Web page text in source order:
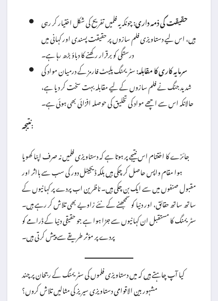
حقیقت کی ذمہ داری:چونکہ یہ فلمیں تفریح کی شکل اختیار کر رہی
ہیں، اس لیے دستاویزی فلم سازوں پر حقیقت پسندی اور کہانی میں
درستگی کو برقرار رکھنے کا دباؤ بڑھ رہا ہے۔
سرمایہ کاری کا مقابلہ:سٹریمنگ پلیٹ فارمز کے درمیان مواد کی
شدید جنگ نے فلم سازوں کے لیے مقابلہ بہت سخت کر دیا ہے،
حالانکہ اس سے اچھے مواد کی تخلیق کی حوصلہ افزائی بھی ہوئی ہے۔
نتیجہ:
جائزے کا اختتام اس نتیجے پر ہوتا ہے کہ دستاویزی فلمیں نہ صرف اپنا کھویا
ہوا مقام واپس حاصل کر چکی ہیں بلکہ ڈیجیٹل دور کی سب سے بااثر اور
مقبول صنفوں میں سے ایک بن چکی ہیں۔ ناظرین اب پردے پر کہانیوں کے
ساتھ ساتھ حقائق، اور دنیا کو سمجھنے کے نئے زاویے بھی تلاش کر رہے ہیں۔
سٹریمنگ کا مستقبل ان کہانیوں سے جڑا ہوا ہے جو حقیقی دنیا کے ڈرامے کو
پردے پر مؤثر طریقے سے پیش کرتی ہیں۔
کیا آپ چاہتے ہیں کہ میں دستاویزی فلموں کی سٹریمنگ کے رجحان پر چند
مشہور بین الاقوامی دستاویزی سیریز کی مثالیں تلاش کروں؟